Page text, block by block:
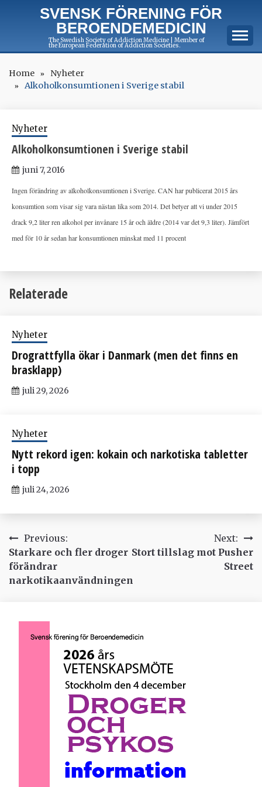
SVENSK FÖRENING FÖR
BEROENDEMEDICIN
The Swedish Society of Addiction Medicine | Member of
the European Federation of Addiction Societies.
Home
Nyheter
Alkoholkonsumtionen i Sverige stabil
Nyheter
Alkoholkonsumtionen i Sverige stabil
juni 7, 2016
Ingen förändring av alkoholkonsumtionen i Sverige. CAN har publicerat 2015 års
konsumtion som visar sig vara nästan lika som 2014. Det betyer att vi under 2015
drack 9,2 liter ren alkohol per invånare 15 år och äldre (2014 var det 9,3 liter). Jämfört
med för 10 år sedan har konsumtionen minskat med 11 procent
Relaterade
Nyheter
Drograttfylla ökar i Danmark (men det finns en
brasklapp)
juli 29, 2026
Nyheter
Nytt rekord igen: kokain och narkotiska tabletter
i topp
juli 24, 2026
Inläggsnavigering
Previous:
Starkare och fler droger
förändrar
narkotikaanvändningen
Next:
Stort tillslag mot Pusher
Street